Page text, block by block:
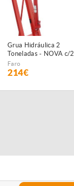
Grua Hidráulica 2
Toneladas - NOVA c/2
anos garantia
Faro
214€